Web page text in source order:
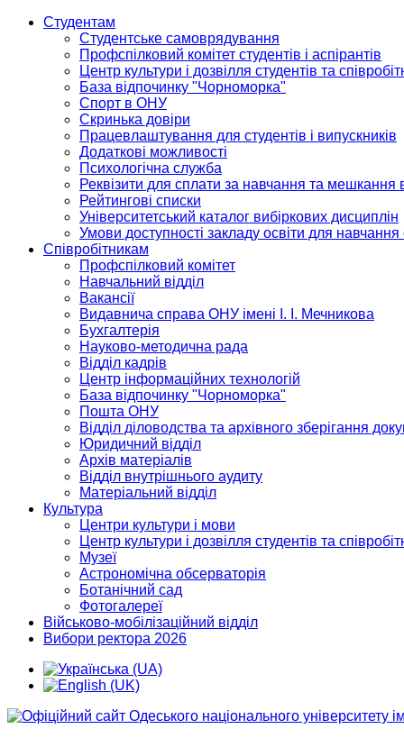
Студентам
Студентське самоврядування
Профспілковий комітет студентів і аспірантів
Центр культури і дозвілля студентів та
База відпочинку "Чорноморка"
Спорт в ОНУ
Скринька довіри
Працевлаштування для студентів і випускників
Додаткові можливості
Психологічна служба
Реквізити для сплати за навчання та мешкання
Рейтингові списки
Університетський каталог вибіркових дисциплін
Умови доступності закладу освіти для
Співробітникам
Профспілковий комітет
Навчальний відділ
Вакансії
Видавнича справа ОНУ імені І. І. Мечникова
Бухгалтерія
Науково-методична рада
Відділ кадрів
Центр інформаційних технологій
База відпочинку "Чорноморка"
Пошта ОНУ
Відділ діловодства та архівного зберігання
Юридичний відділ
Архів матеріалів
Відділ внутрішнього аудиту
Матеріальний відділ
Культура
Центри культури і мови
Центр культури і дозвілля студентів та
Музеї
Астрономічна обсерваторія
Ботанічний сад
Фотогалереї
Військово-мобілізаційний відділ
Вибори ректора 2026